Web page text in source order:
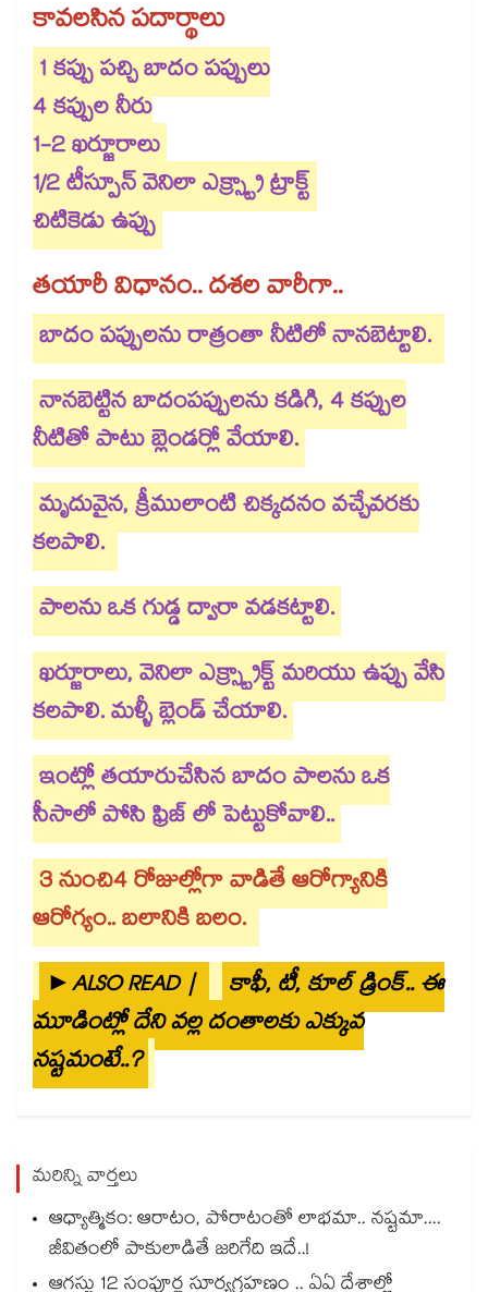
కావలసిన పదార్థాలు
1 కప్పు పచ్చి బాదం పప్పులు
4 కప్పుల నీరు
1-2 ఖర్జూరాలు
1/2 టీస్పూన్ వెనిలా ఎక్స్ట్రా ట్రాక్ట్
చిటికెడు ఉప్పు
తయారీ విధానం.. దశల వారీగా..
బాదం పప్పులను రాత్రంతా నీటిలో నానబెట్టాలి.
నానబెట్టిన బాదంపప్పులను కడిగి, 4 కప్పుల
నీటితో పాటు బ్లెండర్లో వేయాలి.
మృదువైన, క్రీములాంటి చిక్కదనం వచ్చేవరకు
కలపాలి.
పాలను ఒక గుడ్డ ద్వారా వడకట్టాలి.
ఖర్జూరాలు, వెనిలా ఎక్స్ట్రాక్ట్ మరియు ఉప్పు వేసి
కలపాలి. మళ్ళీ బ్లెండ్ చేయాలి.
ఇంట్లో తయారుచేసిన బాదం పాలను ఒక
సీసాలో పోసి ఫ్రిజ్ లో పెట్టుకోవాలి..
3 నుంచి4 రోజుల్లోగా వాడితే ఆరోగ్యానికి
ఆరోగ్యం.. బలానికి బలం.
►ALSO READ |
కాఫీ, టీ, కూల్ డ్రింక్.. ఈ
మూడింట్లో దేని వల్ల దంతాలకు ఎక్కువ
నష్టమంటే..?
మరిన్ని వార్తలు
ఆధ్యాత్మికం: ఆరాటం, పోరాటంతో లాభమా.. నష్టమా....
జీవితంలో పాకులాడితే జరిగేది ఇదే..!